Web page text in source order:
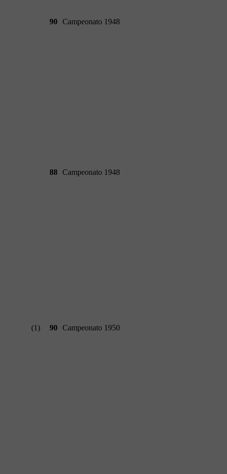
90 Campeonato 1948
88 Campeonato 1948
(1) 90 Campeonato 1950